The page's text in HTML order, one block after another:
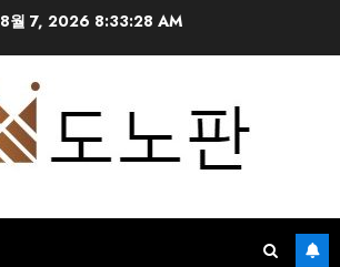
8월 7, 2026 8:33:28 AM